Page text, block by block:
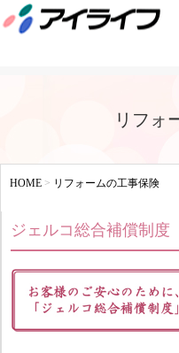
リフォ
HOME > リフォームの工事保険
ジェルコ総合補償制度